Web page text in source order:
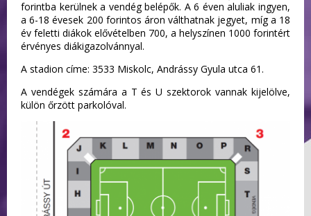
forintba kerülnek a vendég belépők. A 6 éven aluliak ingyen,
a 6-18 évesek 200 forintos áron válthatnak jegyet, míg a 18
év feletti diákok elővételben 700, a helyszínen 1000 forintért
érvényes diákigazolvánnyal.
A stadion címe: 3533 Miskolc, Andrássy Gyula utca 61.
A vendégek számára a T és U szektorok vannak kijelölve,
külön őrzött parkolóval.